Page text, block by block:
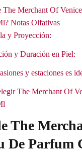
The Merchant Of
Notas Olfativas
y Proyección:
y Duración en Piel:
y estaciones es
The Merchant Of
The
De Parfum